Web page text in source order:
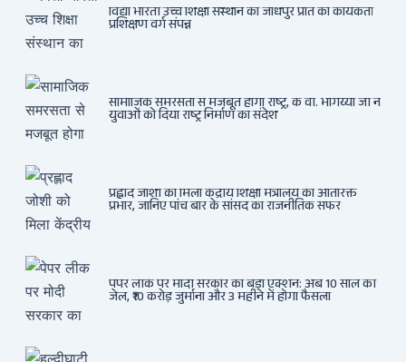
विद्या भारती उच्च शिक्षा संस्थान का जोधपुर प्रांत का कार्यकर्ता
प्रशिक्षण वर्ग संपन्न
सामाजिक समरसता से मजबूत होगा राष्ट्र, के वी. भागैय्या जी ने
युवाओं को दिया राष्ट्र निर्माण का संदेश
प्रह्लाद जोशी को मिला केंद्रीय शिक्षा मंत्रालय का अतिरिक्त
प्रभार, जानिए पांच बार के सांसद का राजनीतिक सफर
पेपर लीक पर मोदी सरकार का बड़ा एक्शन: अब 10 साल की
जेल, ₹10 करोड़ जुर्माना और 3 महीने में होगा फैसला